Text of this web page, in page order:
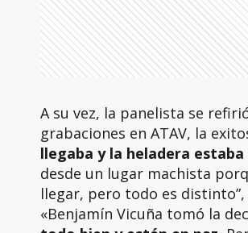
A su vez, la panelista se
grabaciones en ATAV, la
llegaba y la heladera
desde un lugar machista
llegar, pero todo es distinto”,
«Benjamín Vicuña tomó la